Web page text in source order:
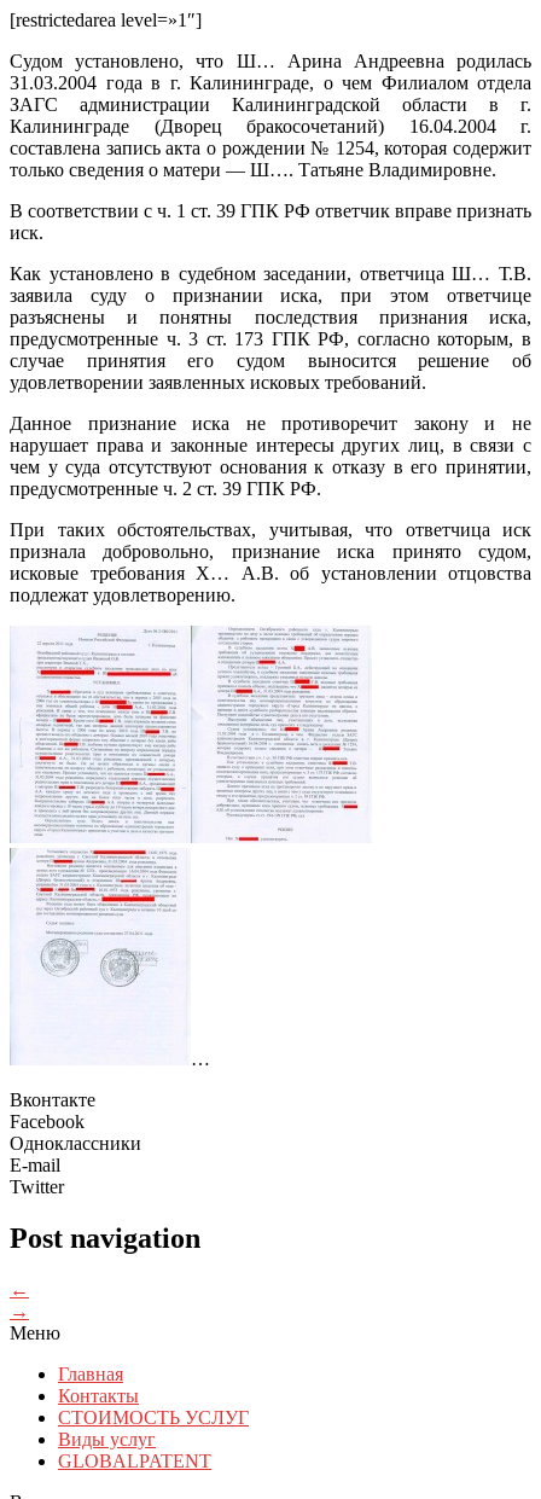
[restrictedarea level=»1″]
Судом установлено, что Ш… Арина Андреевна родилась
31.03.2004 года в г. Калининграде, о чем Филиалом отдела
ЗАГС администрации Калининградской области в г.
Калининграде (Дворец бракосочетаний) 16.04.2004 г.
составлена запись акта о рождении № 1254, которая содержит
только сведения о матери — Ш…. Татьяне Владимировне.
В соответствии с ч. 1 ст. 39 ГПК РФ ответчик вправе признать
иск.
Как установлено в судебном заседании, ответчица Ш… Т.В.
заявила суду о признании иска, при этом ответчице
разъяснены и понятны последствия признания иска,
предусмотренные ч. 3 ст. 173 ГПК РФ, согласно которым, в
случае принятия его судом выносится решение об
удовлетворении заявленных исковых требований.
Данное признание иска не противоречит закону и не
нарушает права и законные интересы других лиц, в связи с
чем у суда отсутствуют основания к отказу в его принятии,
предусмотренные ч. 2 ст. 39 ГПК РФ.
При таких обстоятельствах, учитывая, что ответчица иск
признала добровольно, признание иска принято судом,
исковые требования Х… А.В. об установлении отцовства
подлежат удовлетворению.
…
Вконтакте
Facebook
Одноклассники
E-mail
Twitter
Post navigation
←
→
Меню
Главная
Контакты
СТОИМОСТЬ УСЛУГ
Виды услуг
GLOBALPATENT